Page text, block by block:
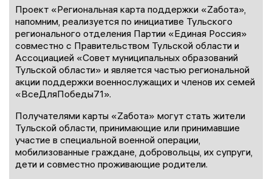
Проект «Региональная карта поддержки «Zабота»,
напомним, реализуется по инициативе Тульского
регионального отделения Партии «Единая Россия»
совместно с Правительством Тульской области и
Ассоциацией «Совет муниципальных образований
Тульской области» и является частью региональной
акции поддержки военнослужащих и членов их семей
«ВсеДляПобеды71».
Получателями карты «Zабота» могут стать жители
Тульской области, принимающие или принимавшие
участие в специальной военной операции,
мобилизованные граждане, добровольцы, их супруги,
дети и совместно проживающие родители.